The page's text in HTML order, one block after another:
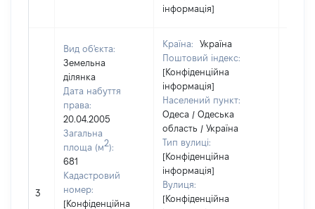
інформація]
3
Вид об'єкта:
Земельна
ділянка
Дата набуття
права:
20.04.2005
Загальна
площа (м2):
681
Кадастровий
номер:
[Конфіденційна
Країна:
Україна
Поштовий індекс:
[Конфіденційна
інформація]
Населений пункт:
Одеса / Одеська
область / Україна
Тип вулиці:
[Конфіденційна
інформація]
Вулиця:
[Конфіденційна